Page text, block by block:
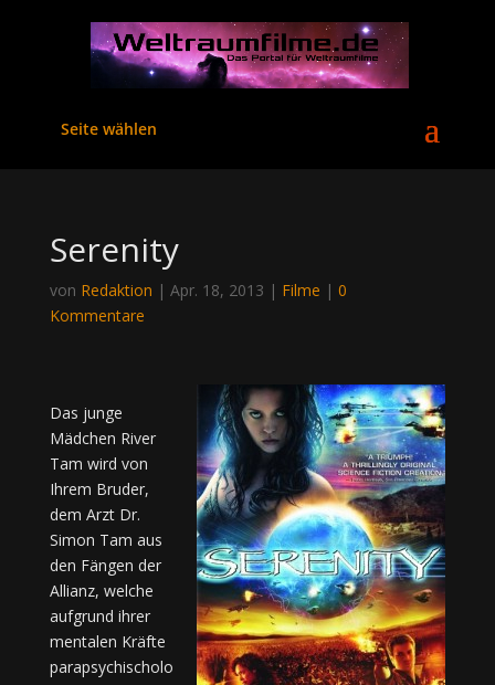
Seite wählen
Serenity
von Redaktion | Apr. 18, 2013 | Filme | 0
Kommentare
Das junge
Mädchen River
Tam wird von
Ihrem Bruder,
dem Arzt Dr.
Simon Tam aus
den Fängen der
Allianz, welche
aufgrund ihrer
mentalen Kräfte
parapsychischolo